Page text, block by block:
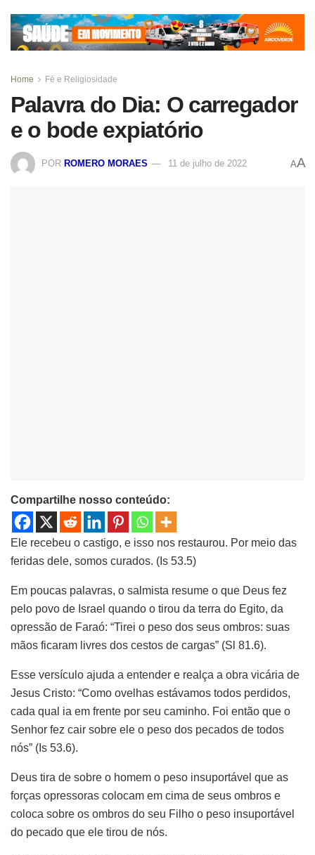
Home Fé e Religiosidade
Palavra do Dia: O carregador
e o bode expiatório
POR ROMERO MORAES 11 de julho de 2022 AA
Compartilhe nosso conteúdo:
Ele recebeu o castigo, e isso nos restaurou. Por meio das
feridas dele, somos curados. (Is 53.5)
Em poucas palavras, o salmista resume o que Deus fez
pelo povo de Israel quando o tirou da terra do Egito, da
opressão de Faraó: “Tirei o peso dos seus ombros: suas
mãos ficaram livres dos cestos de cargas” (Sl 81.6).
Esse versículo ajuda a entender e realça a obra vicária de
Jesus Cristo: “Como ovelhas estávamos todos perdidos,
cada qual ia em frente por seu caminho. Foi então que o
Senhor fez cair sobre ele o peso dos pecados de todos
nós” (Is 53.6).
Deus tira de sobre o homem o peso insuportável que as
forças opressoras colocam em cima de seus ombros e
coloca sobre os ombros do seu Filho o peso insuportável
do pecado que ele tirou de nós.